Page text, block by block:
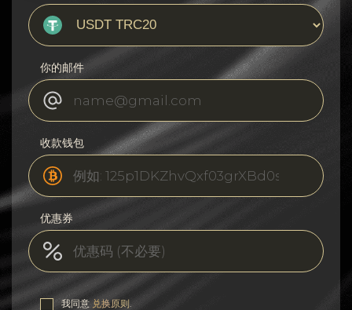
你的邮件
收款钱包
优惠券
我同意兑换原则